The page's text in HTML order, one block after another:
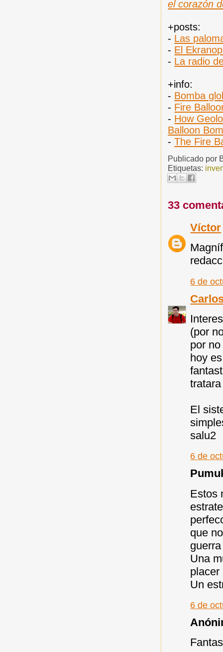
el corazón
+posts:
- Las
- El
- La radio
+info:
- Bomba
- Fire
- How
Balloon
-The Fire
Publicado por
Etiquetas:
33
Víctor
6 de
(por
por
hoy
El
salu2
6 de
Estos
que
Una
placer
Un
6 de